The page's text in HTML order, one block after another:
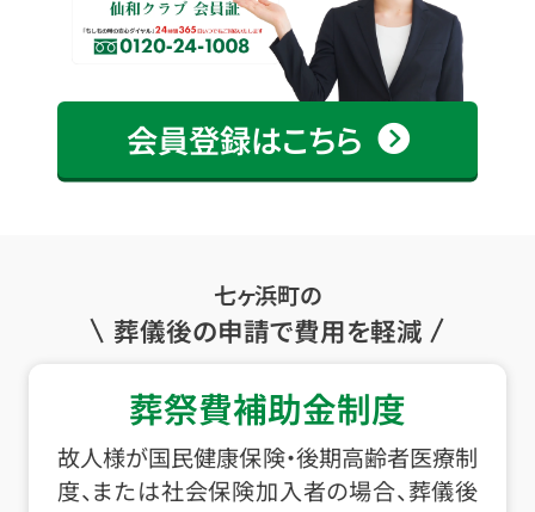
会員登録はこちら
七ヶ浜町の
葬儀後の申請で費用を軽減
葬祭費補助金制度
故人様が国民健康保険・後期高齢者医療制
度、または社会保険加入者の場合、葬儀後